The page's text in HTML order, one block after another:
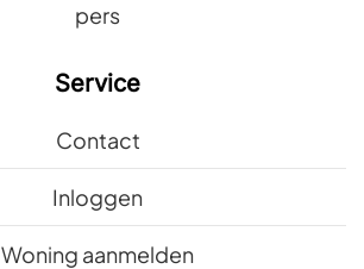
pers
Service
Contact
Inloggen
Woning aanmelden